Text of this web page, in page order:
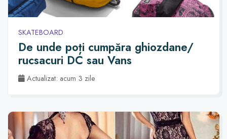
SKATEBOARD
De unde poți cumpăra ghiozdane/
rucsacuri DC sau Vans
Actualizat: acum 3 zile